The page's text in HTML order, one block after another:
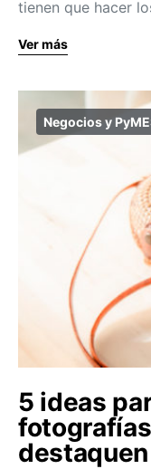
tienen que hacer
Ver más
Negocios y
5 ideas
destaquen